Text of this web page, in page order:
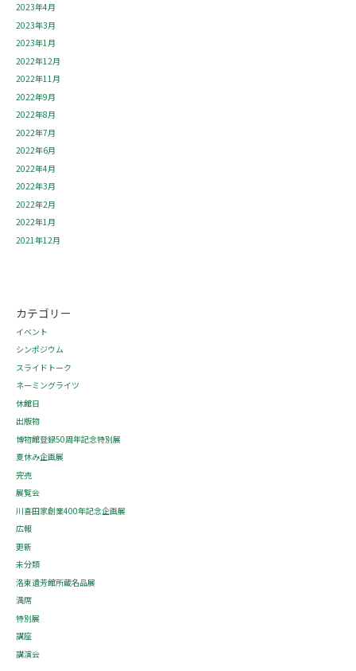
2023年4月
2023年3月
2023年1月
2022年12月
2022年11月
2022年9月
2022年8月
2022年7月
2022年6月
2022年4月
2022年3月
2022年2月
2022年1月
2021年12月
カテゴリー
イベント
シンポジウム
スライドトーク
ネーミングライツ
休館日
出版物
博物館登録50周年記念特別展
夏休み企画展
完売
展覧会
川喜田家創業400年記念企画展
広報
更新
未分類
洛東遺芳館所蔵名品展
満席
特別展
講座
講演会